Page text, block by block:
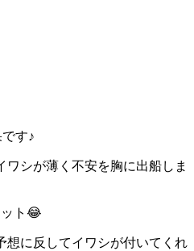
す♪
ワシが薄く不安を胸に出船しま
ト😂
想に反してイワシが付いてくれ